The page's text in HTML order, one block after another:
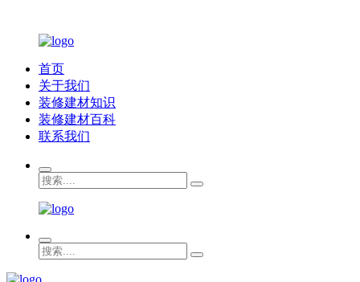
首页
关于我们
装修建材知识
装修建材百科
联系我们